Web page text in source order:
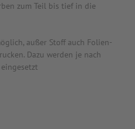
zum Teil bis tief in die
außer Stoff auch Folien-
Dazu werden je nach